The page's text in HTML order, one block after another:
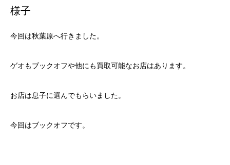
様子
今回は秋葉原へ行きました。
ゲオもブックオフや他にも買取可能なお店はあります。
お店は息子に選んでもらいました。
今回はブックオフです。